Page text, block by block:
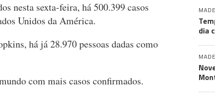
nesta sexta-feira, há 500.399 casos
Unidos da América.
há já 28.970 pessoas dadas como
com mais casos confirmados.
dia